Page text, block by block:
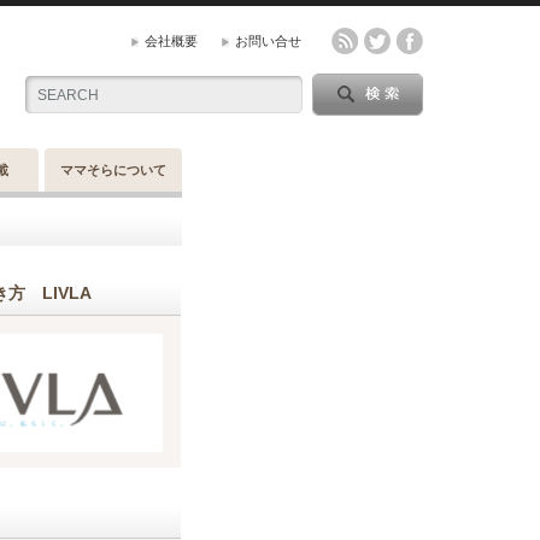
会社概要 お問い合せ
ママそらについて
方 LIVLA